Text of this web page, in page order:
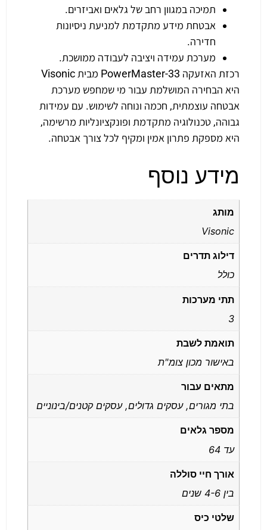
תמיכה במגוון רחב של גלאים ואביזרים.
אבטחת מידע מתקדמת למניעת ניסיונות
חדירה.
מערכת עמידה ויציבה לעבודה ממושכת.
רכזת האזעקה PowerMaster-33 מבית Visonic
היא הבחירה המושלמת עבור מי שמחפש מערכת
אבטחה עוצמתית, חכמה ונוחה לשימוש. עם עמידות
גבוהה, טכנולוגיה מתקדמת ופונקציונליות מרשימה,
היא מספקת פתרון אמין ומקיף לכל צורך אבטחה.
מידע נוסף
מותג
Visonic
דילוג תדרים
כולל
תתי מערכות
3
תואמת לשבת
באישור מכון צומ"ת
מתאים עבור
בתי מגורים, עסקים גדולים, עסקים קטנים/בינוניים
מספר גלאים
עד 64
אורך חיי סוללה
בין 4-6 שנים
שלטי כיס